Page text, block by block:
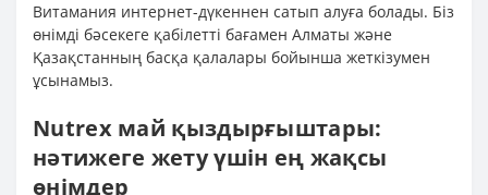
Витамания интернет-дүкеннен сатып алуға болады. Біз
өнімді бәсекеге қабілетті бағамен Алматы және
Қазақстанның басқа қалалары бойынша жеткізумен
ұсынамыз.
Nutrex май қыздырғыштары:
нәтижеге жету үшін ең жақсы
өнімдер